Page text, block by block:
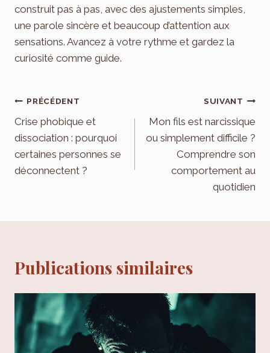
construit pas à pas, avec des ajustements simples,
une parole sincère et beaucoup d’attention aux
sensations. Avancez à votre rythme et gardez la
curiosité comme guide.
Navigation
de
l’article
PRÉCÉDENT
Crise phobique et
dissociation : pourquoi
certaines personnes se
déconnectent ?
SUIVANT
Mon fils est narcissique
ou simplement difficile ?
Comprendre son
comportement au
quotidien
Publications similaires